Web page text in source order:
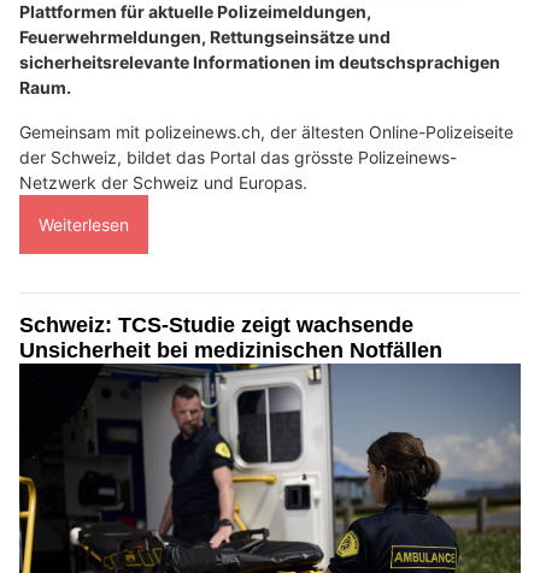
Plattformen für aktuelle Polizeimeldungen,
Feuerwehrmeldungen, Rettungseinsätze und
sicherheitsrelevante Informationen im deutschsprachigen
Raum.
Gemeinsam mit polizeinews.ch, der ältesten Online-Polizeiseite
der Schweiz, bildet das Portal das grösste Polizeinews-
Netzwerk der Schweiz und Europas.
Weiterlesen
Schweiz: TCS-Studie zeigt wachsende
Unsicherheit bei medizinischen Notfällen